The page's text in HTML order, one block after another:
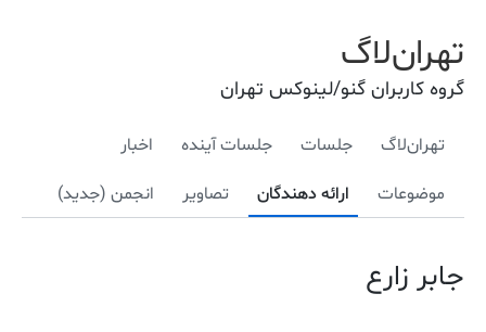
تهران‌لاگ
گروه کاربران گنو/لینوکس تهران
تهران‌لاگ جلسات جلسات آینده اخبار
موضوعات ارائه دهندگان تصاویر انجمن (جدید)
جابر زارع